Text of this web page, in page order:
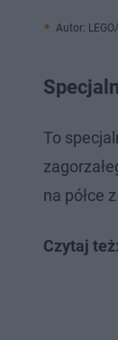
Autor:
To
na półce
Czytaj też: